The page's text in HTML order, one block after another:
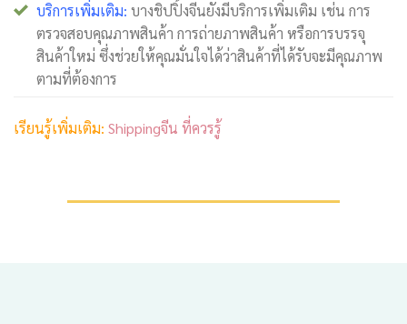
บริการเพิ่มเติม: บางชิปปิ้งจีนยังมีบริการเพิ่มเติม เช่น การ
ตรวจสอบคุณภาพสินค้า การถ่ายภาพสินค้า หรือการบรรจุ
สินค้าใหม่ ซึ่งช่วยให้คุณมั่นใจได้ว่าสินค้าที่ได้รับจะมีคุณภาพ
ตามที่ต้องการ
เรียนรู้เพิ่มเติม: Shippingจีน ที่ควรรู้